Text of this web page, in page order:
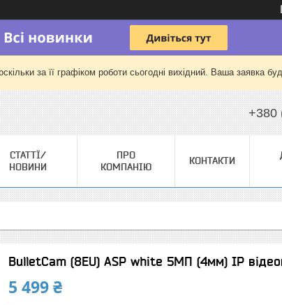
за її графіком роботи сьогодні вихідний. Ваша заявка
+380
СТАТТЇ/
НОВИНИ
ПРО
КОМПАНІЮ
КОНТАКТИ
BulletCam (8EU) ASP white 5МП (4мм) IP
5 499 ₴